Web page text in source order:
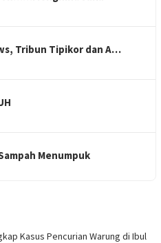
Tribun Tipikor dan A…
Menumpuk
Kasus Pencurian Warung di Ibul